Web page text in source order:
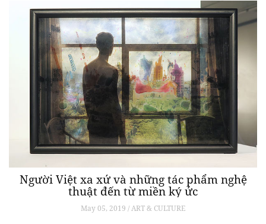
Người Việt xa xứ và những tác phẩm nghệ
thuật đến từ miền ký ức
May 05, 2019 / ART & CULTURE